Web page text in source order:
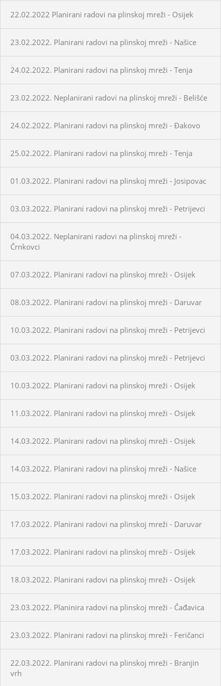
22.02.2022 Planirani radovi na plinskoj mreži - Osijek
23.02.2022. Planirani radovi na plinskoj mreži - Našice
24.02.2022. Planirani radovi na plinskoj mreži - Tenja
23.02.2022. Neplanirani radovi na plinskoj mreži - Belišće
24.02.2022. Planirani radovi na plinskoj mreži - Đakovo
25.02.2022. Planirani radovi na plinskoj mreži - Tenja
01.03.2022. Planirani radovi na plinskoj mreži - Josipovac
03.03.2022. Planirani radovi na plinskoj mreži - Petrijevci
04.03.2022. Neplanirani radovi na plinskoj mreži -
Črnkovci
07.03.2022. Planirani radovi na plinskoj mreži - Osijek
08.03.2022. Planirani radovi na plinskoj mreži - Daruvar
10.03.2022. Planirani radovi na plinskoj mreži - Petrijevci
03.03.2022. Planirani radovi na plinskoj mreži - Petrijevci
10.03.2022. Planirani radovi na plinskoj mreži - Osijek
11.03.2022. Planirani radovi na plinskoj mreži - Osijek
14.03.2022. Planirani radovi na plinskoj mreži - Osijek
14.03.2022. Planirani radovi na plinskoj mreži - Našice
15.03.2022. Planirani radovi na plinskoj mreži - Osijek
17.03.2022. Planirani radovi na plinskoj mreži - Daruvar
17.03.2022. Planirani radovi na plinskoj mreži - Osijek
18.03.2022. Planirani radovi na plinskoj mreži - Osijek
23.03.2022. Planinira radovi na plinskoj mreži - Čađavica
23.03.2022. Planirani radovi na plinskoj mreži - Feričanci
22.03.2022. Planirani radovi na plinskoj mreži - Branjin
vrh